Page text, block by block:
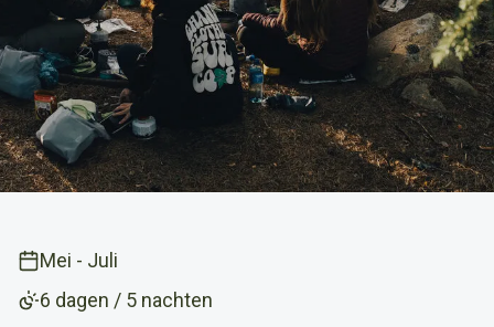
Mei - Juli
6 dagen / 5 nachten